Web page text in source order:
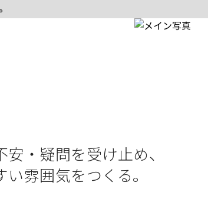
・疑問を受け止め、
雰囲気をつくる。